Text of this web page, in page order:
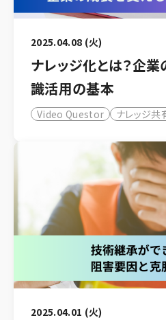
2025.04.08 (火)
ナレッジ化とは？企
識活用の基本
Video Questor ナレッジ共
2025.04.01 (火)